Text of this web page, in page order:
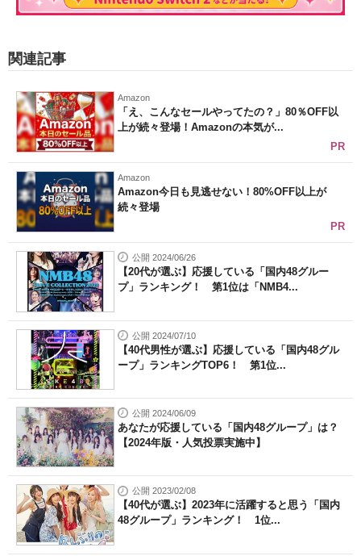
関連記事
Amazon
「え、こんなセールやってたの？」80％OFF以
上が続々登場！Amazonの本気が...
PR
Amazon
Amazon今日も見逃せない！80%OFF以上が
続々登場
PR
公開 2024/06/26
【20代が選ぶ】応援している「国内48グルー
プ」ランキング！ 第1位は「NMB4...
公開 2024/07/10
【40代男性が選ぶ】応援している「国内48グル
ープ」ランキングTOP6！ 第1位...
公開 2024/06/09
あなたが応援している「国内48グループ」は？
【2024年版・人気投票実施中】
公開 2023/02/08
【40代が選ぶ】2023年に活躍すると思う「国内
48グループ」ランキング！ 1位...